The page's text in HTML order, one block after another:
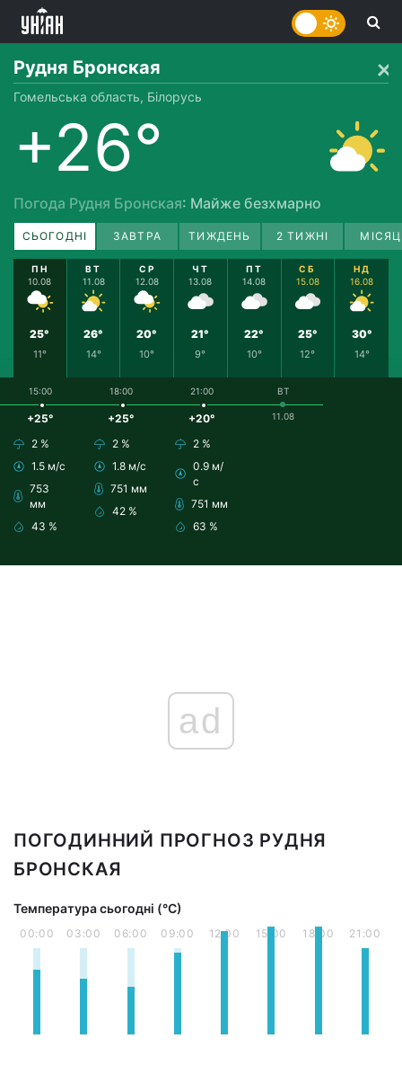
Рудня Бронская
Гомельська область, Білорусь
+26°
Погода Рудня Бронская: Майже безхмарно
СЬОГОДНІ ЗАВТРА ТИЖДЕНЬ 2 ТИЖНІ
ПН
10.08
25°
11°
ВТ
11.08
26°
14°
СР
12.08
20°
10°
ЧТ
13.08
21°
9°
ПТ
14.08
22°
10°
СБ
15.08
25°
12°
НД
16.08
30°
14°
15:00
+25°
2 %
1.5 м/с
753
мм
43 %
18:00
+25°
2 %
1.8 м/с
751 мм
42 %
21:00
+20°
2 %
0.9 м/
с
751 мм
63 %
ВТ
11.08
ad
ПОГОДИННИЙ ПРОГНОЗ РУДНЯ
БРОНСКАЯ
Температура сьогодні (°С)
00:00 03:00 06:00 09:00 12:00 15:00 18:00 21:00